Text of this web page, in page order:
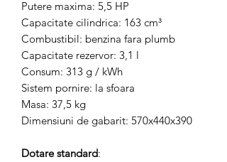
Putere maxima: 5,5 HP
Capacitate cilindrica: 163 cm³
Combustibil: benzina fara plumb
Capacitate rezervor: 3,1 l
Consum: 313 g / kWh
Sistem pornire: la sfoara
Masa: 37,5 kg
Dimensiuni de gabarit: 570x440x390
Dotare standard: